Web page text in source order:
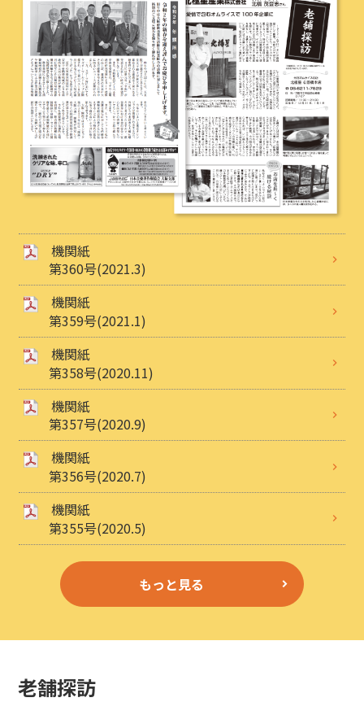
機関紙
第360号(2021.3)
機関紙
第359号(2021.1)
機関紙
第358号(2020.11)
機関紙
第357号(2020.9)
機関紙
第356号(2020.7)
機関紙
第355号(2020.5)
もっと見る
老舗探訪